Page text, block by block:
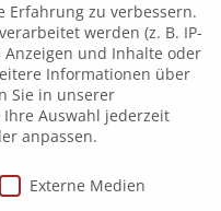
ihre Re­gi­on am
Zu­kunft mit­ge­
aus Po­li­tik und
der Trei­ber
Erfahrung zu verbessern.
werden (z. B. IP-
und Inhalte oder
Informationen über
Sie in unserer
Ihre Auswahl jederzeit
anpassen.
Externe Medien